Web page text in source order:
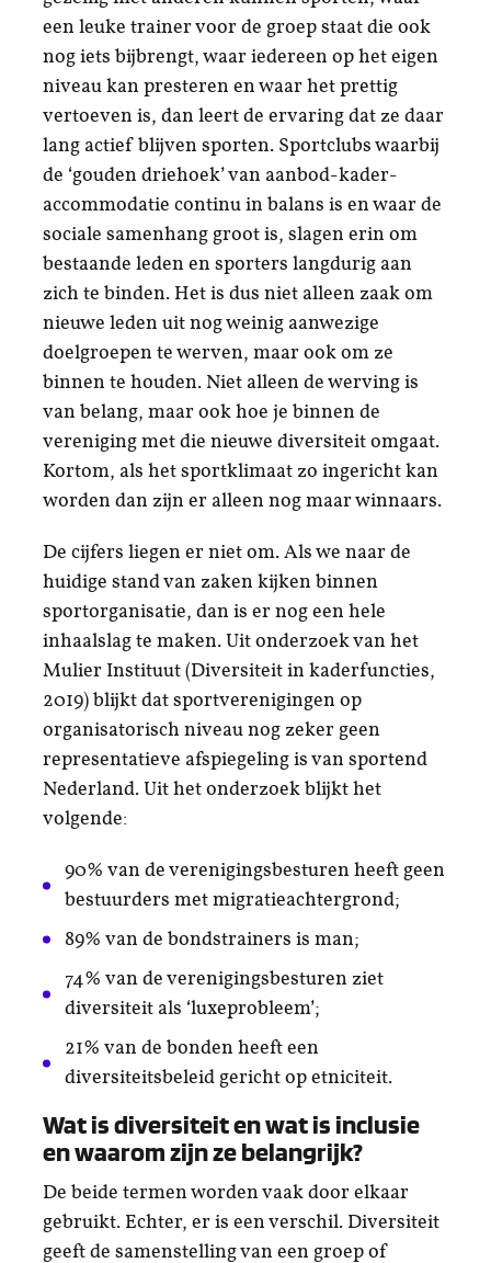
een leuke trainer voor de groep staat die ook
nog iets bijbrengt, waar iedereen op het eigen
niveau kan presteren en waar het prettig
vertoeven is, dan leert de ervaring dat ze daar
lang actief blijven sporten. Sportclubs waarbij
de ‘gouden driehoek’ van aanbod-kader-
accommodatie continu in balans is en waar de
sociale samenhang groot is, slagen erin om
bestaande leden en sporters langdurig aan
zich te binden. Het is dus niet alleen zaak om
nieuwe leden uit nog weinig aanwezige
doelgroepen te werven, maar ook om ze
binnen te houden. Niet alleen de werving is
van belang, maar ook hoe je binnen de
vereniging met die nieuwe diversiteit omgaat.
Kortom, als het sportklimaat zo ingericht kan
worden dan zijn er alleen nog maar winnaars.
De cijfers liegen er niet om. Als we naar de
huidige stand van zaken kijken binnen
sportorganisatie, dan is er nog een hele
inhaalslag te maken. Uit onderzoek van het
Mulier Instituut (Diversiteit in kaderfuncties,
2019) blijkt dat sportverenigingen op
organisatorisch niveau nog zeker geen
representatieve afspiegeling is van sportend
Nederland. Uit het onderzoek blijkt het
volgende:
90% van de verenigingsbesturen heeft geen
bestuurders met migratieachtergrond;
89% van de bondstrainers is man;
74% van de verenigingsbesturen ziet
diversiteit als ‘luxeprobleem’;
21% van de bonden heeft een
diversiteitsbeleid gericht op etniciteit.
Wat is diversiteit en wat is inclusie
en waarom zijn ze belangrijk?
De beide termen worden vaak door elkaar
gebruikt. Echter, er is een verschil. Diversiteit
geeft de samenstelling van een groep of